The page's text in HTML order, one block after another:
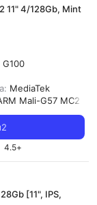
11" 4/128Gb, Mint
G100
MediaTek
Mali-G57 MC2
2
4.5+
[11", IPS,